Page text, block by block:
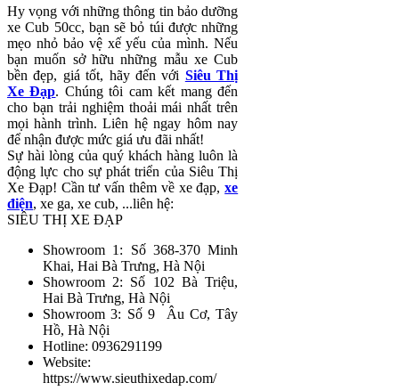
Hy vọng với những thông tin bảo dưỡng
xe Cub 50cc, bạn sẽ bỏ túi được những
mẹo nhỏ bảo vệ xế yếu của mình. Nếu
bạn muốn sở hữu những mẫu xe Cub
bền đẹp, giá tốt, hãy đến với Siêu Thị
Xe Đạp. Chúng tôi cam kết mang đến
cho bạn trải nghiệm thoải mái nhất trên
mọi hành trình. Liên hệ ngay hôm nay
để nhận được mức giá ưu đãi nhất!
Sự hài lòng của quý khách hàng luôn là
động lực cho sự phát triển của Siêu Thị
Xe Đạp! Cần tư vấn thêm về xe đạp,xe
điện, xe ga, xe cub, ...liên hệ:
SIÊU THỊ XE ĐẠP
Showroom 1: Số 368-370 Minh
Khai, Hai Bà Trưng, Hà Nội
Showroom 2: Số 102 Bà Triệu,
Hai Bà Trưng, Hà Nội
Showroom 3: Số 9 Âu Cơ, Tây
Hồ, Hà Nội
Hotline: 0936291199
Website:
https://www.sieuthixedap.com/